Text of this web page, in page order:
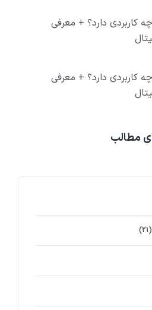
کاربردی دارد؟ + معرفی
کاربردی دارد؟ + معرفی
مطالب
(21)